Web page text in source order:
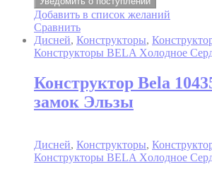
Добавить в список желаний
Сравнить
Дисней, Конструкторы,
Конструкторы BELA Xолодное
Конструктор Bela
замок Эльзы
Дисней, Конструкторы,
Конструкторы BELA Xолодное